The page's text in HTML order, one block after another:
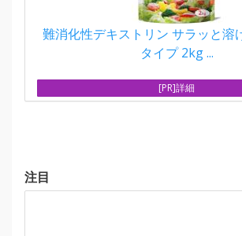
難消化性デキストリン サラッと溶
タイプ 2kg ...
[PR]詳細
注目